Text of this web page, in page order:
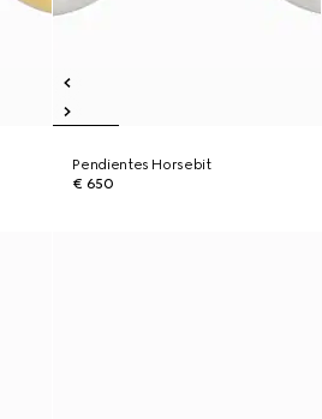
Pendientes Horsebit
€ 650